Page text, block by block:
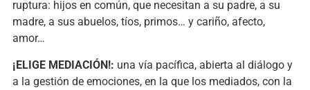
ruptura: hijos en común, que necesitan a su padre, a su
madre, a sus abuelos, tíos, primos… y cariño, afecto,
amor…
¡ELIGE MEDIACIÓN!: una vía pacífica, abierta al diálogo y
a la gestión de emociones, en la que los mediados, con la